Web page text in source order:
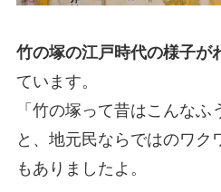
竹の塚の江戸時代の様子が
ています。
「竹の塚って昔はこんなふ
と、地元民ならではのワク
もありましたよ。